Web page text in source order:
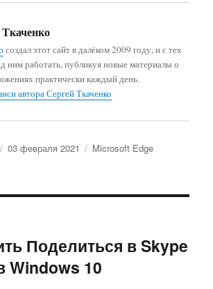
создал этот сайт в далёком 2009 году, и с тех
ним работать, публикуя новые материалы о
практически каждый день.
автора Сергей Ткаченко
Опубликовано
03 февраля 2021 Рубрики
Microsoft Edge
Поделиться в Skype
Windows 10